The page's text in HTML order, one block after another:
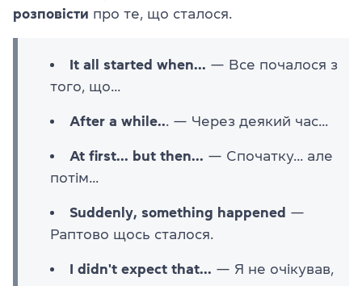
розповісти про те, що сталося.
It all started when... — Все почалося з
того, що...
After a while.. . — Через деякий час...
At first... but then... — Спочатку... але
потім...
Suddenly, something happened —
Раптово щось сталося.
I didn't expect that... — Я не очікував,